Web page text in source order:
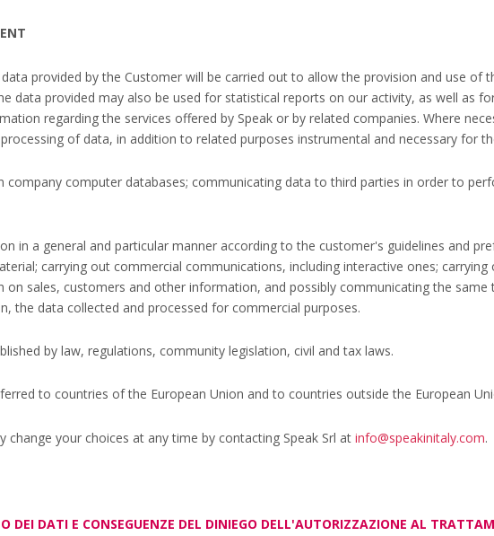
provided by the Customer will be carried out to allow the provision and use of
data provided may also be used for statistical reports on our activity, as well as
regarding the services offered by Speak or by related companies. Where
of data, in addition to related purposes instrumental and necessary for
company computer databases; communicating data to third parties in order to
in a general and particular manner according to the customer's guidelines and
carrying out commercial communications, including interactive ones;
on sales, customers and other information, and possibly communicating the
the data collected and processed for commercial purposes.
by law, regulations, community legislation, civil and tax laws.
to countries of the European Union and to countries outside the European
change your choices at any time by contacting Speak Srl at info@speakinitaly.com.
DEI DATI E CONSEGUENZE DEL DINIEGO DELL'AUTORIZZAZIONE AL